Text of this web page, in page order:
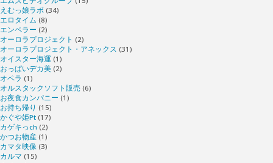
えむっ娘ラボ (34)
エロタイム (8)
エンペラー (2)
オーロラプロジェクト (2)
オーロラプロジェクト・アネックス (31)
オイスター海運 (1)
おっぱいデカ美 (2)
オペラ (1)
オルスタックソフト販売 (6)
お夜食カンパニー (1)
お持ち帰り (15)
かぐや姫Pt (17)
カゲキっch (2)
かつお物産 (1)
カマタ映像 (3)
カルマ (15)